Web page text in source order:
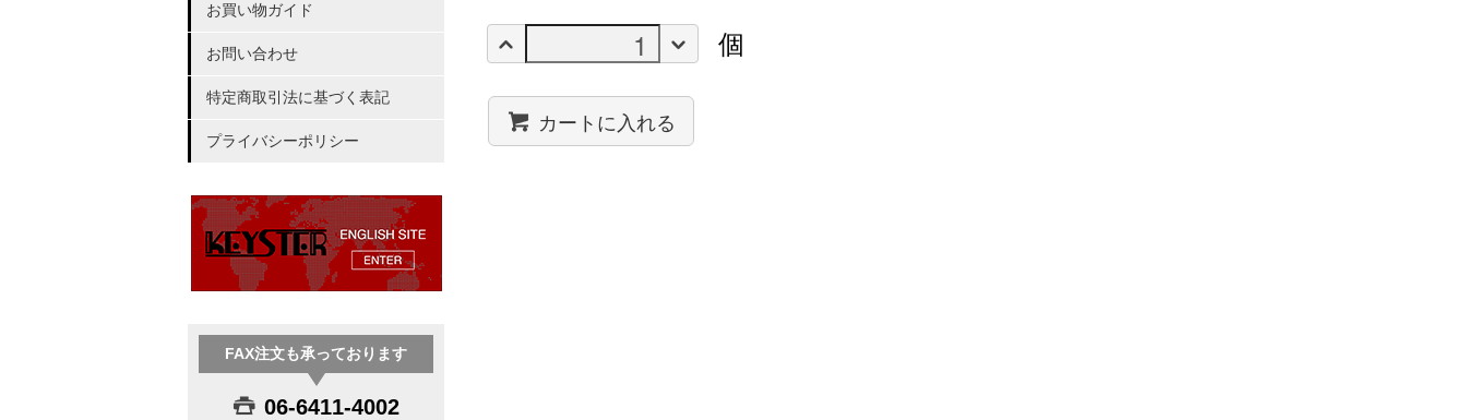
個
カートに入れる
お買い物ガイド
お問い合わせ
特定商取引法に基づく表記
プライバシーポリシー
FAX注文も承っております
06-6411-4002